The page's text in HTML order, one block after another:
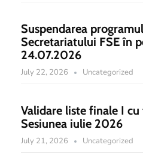
Suspendarea
Secretariatului FSE în
24.07.2026
July 22, 2026 Uncategorized
Validare liste finale I
Sesiunea iulie 2026
July 21, 2026 Uncategorized